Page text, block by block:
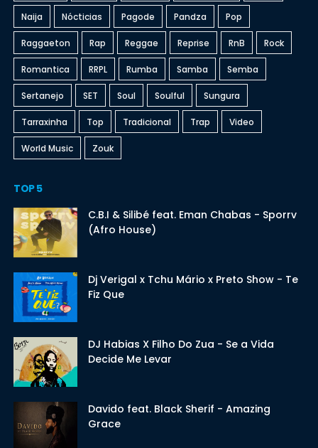
Naija Nócticias Pagode Pandza Pop
Raggaeton Rap Reggae Reprise RnB Rock
Romantica RRPL Rumba Samba Semba
Sertanejo SET Soul Soulful Sungura
Tarraxinha Top Tradicional Trap Video
World Music Zouk
TOP 5
C.B.I & Silibé feat. Eman Chabas - Sporrv
(Afro House)
Dj Verigal x Tchu Mário x Preto Show - Te
Fiz Que
DJ Habias X Filho Do Zua - Se a Vida
Decide Me Levar
Davido feat. Black Sherif - Amazing
Grace